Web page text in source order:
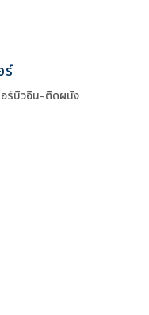
ร์
อร์บิวอิน-ติดผนัง